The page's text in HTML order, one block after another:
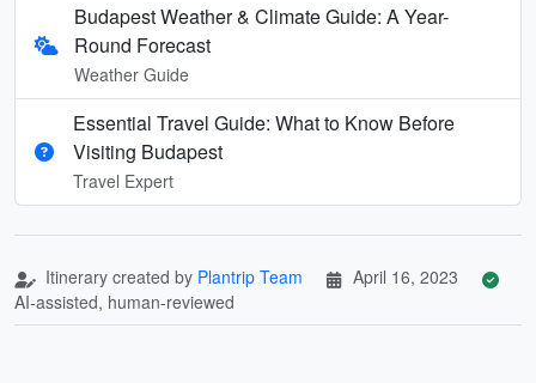
Budapest Weather & Climate Guide: A Year-
Round Forecast
Weather Guide
Essential Travel Guide: What to Know Before
Visiting Budapest
Travel Expert
Itinerary created by Plantrip Team
April 16, 2023
AI-assisted, human-reviewed